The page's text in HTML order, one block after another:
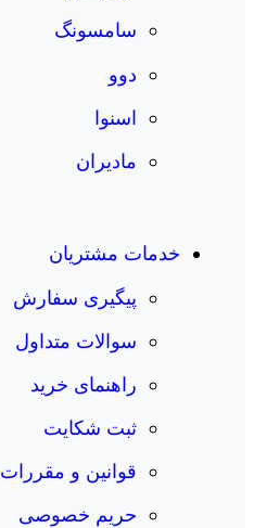
سامسونگ
دوو
اسنوا
مادیران
خدمات مشتریان
پیگیری سفارش
سوالات متداول
راهنمای خرید
ثبت شکایت
قوانین و مقررات
حریم خصوصی